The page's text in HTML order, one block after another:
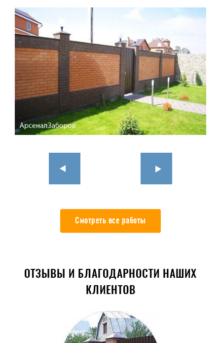
Смотреть все работы
ОТЗЫВЫ И БЛАГОДАРНОСТИ НАШИХ
КЛИЕНТОВ